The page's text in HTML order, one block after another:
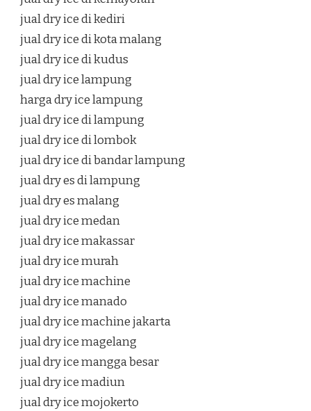
jual dry ice di kediri
jual dry ice di kota malang
jual dry ice di kudus
jual dry ice lampung
harga dry ice lampung
jual dry ice di lampung
jual dry ice di lombok
jual dry ice di bandar lampung
jual dry es di lampung
jual dry es malang
jual dry ice medan
jual dry ice makassar
jual dry ice murah
jual dry ice machine
jual dry ice manado
jual dry ice machine jakarta
jual dry ice magelang
jual dry ice mangga besar
jual dry ice madiun
jual dry ice mojokerto